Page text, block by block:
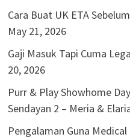
Cara Buat UK ETA
May 21, 2026
Gaji Masuk Tapi Cuma
20, 2026
Purr & Play Showhome
Sendayan 2 – Meria &
Pengalaman Guna Medical